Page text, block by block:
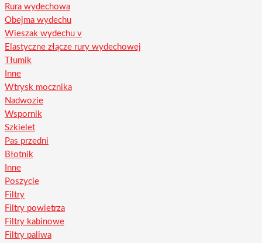
Rura wydechowa
Obejma wydechu
Wieszak wydechu v
Elastyczne złącze rury wydechowej
Tłumik
Inne
Wtrysk mocznika
Nadwozie
Wspornik
Szkielet
Pas przedni
Błotnik
Inne
Poszycie
Filtry
Filtry powietrza
Filtry kabinowe
Filtry paliwa